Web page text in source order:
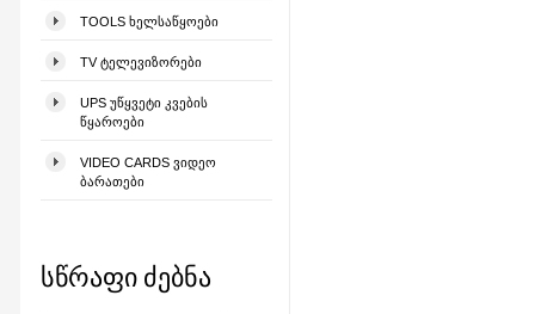
TOOLS ᲮᲔᲚᲡᲐᲬᲧᲝᲔᲑᲘ
TV ᲢᲔᲚᲔᲕᲘᲖᲝᲠᲔᲑᲘ
UPS ᲣᲬᲧᲕᲔᲢᲘ ᲙᲕᲔᲑᲘᲡ
ᲬᲧᲐᲠᲝᲔᲑᲘ
VIDEO CARDS ᲕᲘᲓᲔᲝ
ᲑᲐᲠᲐᲗᲔᲑᲘ
სწრაფი ძებნა